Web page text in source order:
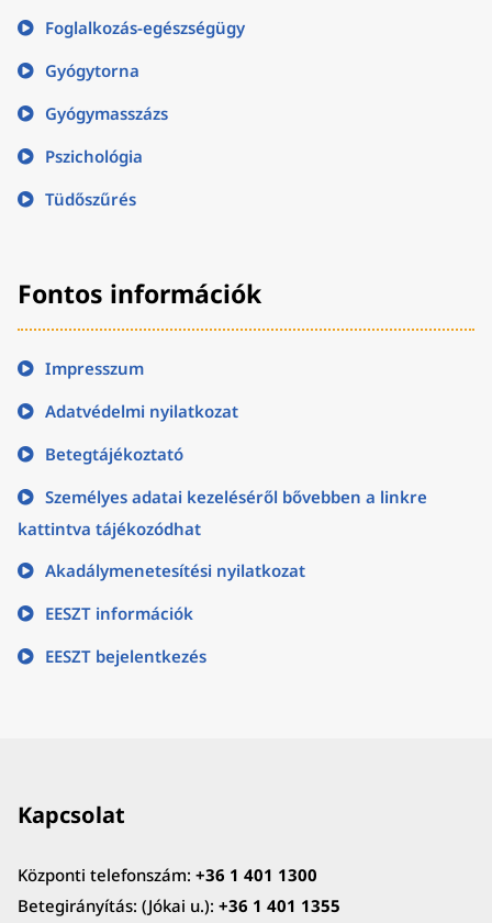
Foglalkozás-egészségügy
Gyógytorna
Gyógymasszázs
Pszichológia
Tüdőszűrés
Fontos információk
Impresszum
Adatvédelmi nyilatkozat
Betegtájékoztató
Személyes adatai kezeléséről bővebben a linkre
kattintva tájékozódhat
Akadálymenetesítési nyilatkozat
EESZT információk
EESZT bejelentkezés
Kapcsolat
Központi telefonszám: +36 1 401 1300
Betegirányítás: (Jókai u.): +36 1 401 1355